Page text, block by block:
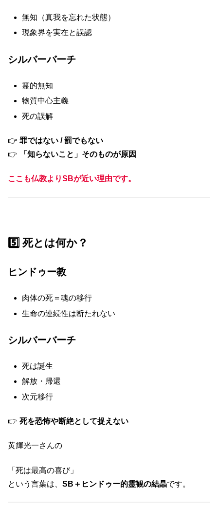
無知（真我を忘れた状態）
現象界を実在と誤認
シルバーバーチ
霊的無知
物質中心主義
死の誤解
👉 罪ではない / 罰でもない
👉
「知らないこと」そのものが原因
ここも仏教よりSBが近い理由です。
5️⃣ 死とは何か？
ヒンドゥー教
肉体の死＝魂の移行
生命の連続性は断たれない
シルバーバーチ
死は誕生
解放・帰還
次元移行
👉 死を恐怖や断絶として捉えない
黄輝光一さんの
「死は最高の喜び」
という言葉は、 SB＋ヒンドゥー的霊観の結晶です。